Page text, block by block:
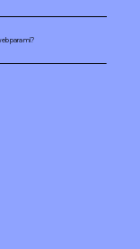
para mí?